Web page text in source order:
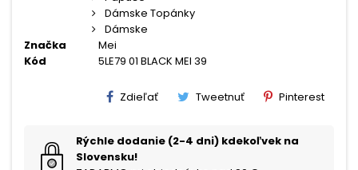
Dámske Topánky
Dámske
Značka
Mei
Kód
5LE79 01 BLACK MEI 39
Zdieľať Tweetnuť Pinterest
Rýchle dodanie (2-4 dni) kdekoľvek na
Slovensku!